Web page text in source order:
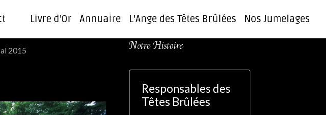
Livre d'Or Annuaire L'Ange des Têtes Brûlées Nos Jumelages
2015 Notre Histoire
Responsables des
Têtes Brûlées